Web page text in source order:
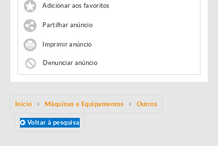
Adicionar aos favoritos
Partilhar anúncio
Imprimir anúncio
Denunciar anúncio
Início Máquinas e Equipamentos Outros
Voltar à pesquisa